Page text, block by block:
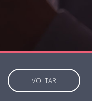
VOLTAR